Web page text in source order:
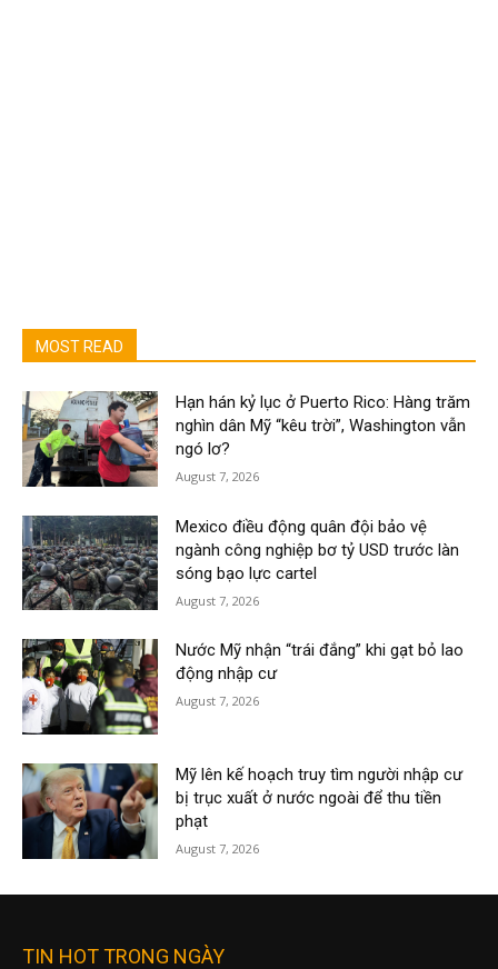
MOST READ
Hạn hán kỷ lục ở Puerto Rico: Hàng trăm
nghìn dân Mỹ “kêu trời”, Washington vẫn
ngó lơ?
August 7, 2026
Mexico điều động quân đội bảo vệ
ngành công nghiệp bơ tỷ USD trước làn
sóng bạo lực cartel
August 7, 2026
Nước Mỹ nhận “trái đắng” khi gạt bỏ lao
động nhập cư
August 7, 2026
Mỹ lên kế hoạch truy tìm người nhập cư
bị trục xuất ở nước ngoài để thu tiền
phạt
August 7, 2026
TIN HOT TRONG NGÀY